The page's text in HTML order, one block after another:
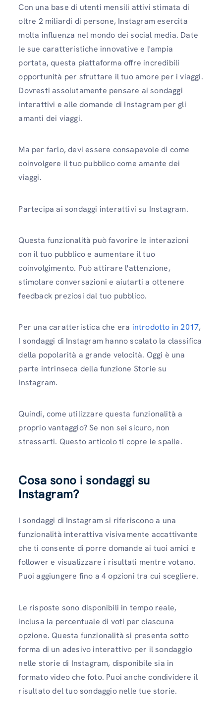
Con una base di utenti mensili attivi stimata di
oltre 2 miliardi di persone, Instagram esercita
molta influenza nel mondo dei social media. Date
le sue caratteristiche innovative e l'ampia
portata, questa piattaforma offre incredibili
opportunità per sfruttare il tuo amore per i viaggi.
Dovresti assolutamente pensare ai sondaggi
interattivi e alle domande di Instagram per gli
amanti dei viaggi.
Ma per farlo, devi essere consapevole di come
coinvolgere il tuo pubblico come amante dei
viaggi.
Partecipa ai sondaggi interattivi su Instagram.
Questa funzionalità può favorire le interazioni
con il tuo pubblico e aumentare il tuo
coinvolgimento. Può attirare l'attenzione,
stimolare conversazioni e aiutarti a ottenere
feedback preziosi dal tuo pubblico.
Per una caratteristica che era introdotto in 2017,
I sondaggi di Instagram hanno scalato la classifica
della popolarità a grande velocità. Oggi è una
parte intrinseca della funzione Storie su
Instagram.
Quindi, come utilizzare questa funzionalità a
proprio vantaggio? Se non sei sicuro, non
stressarti. Questo articolo ti copre le spalle.
Cosa sono i sondaggi su
Instagram?
I sondaggi di Instagram si riferiscono a una
funzionalità interattiva visivamente accattivante
che ti consente di porre domande ai tuoi amici e
follower e visualizzare i risultati mentre votano.
Puoi aggiungere fino a 4 opzioni tra cui scegliere.
Le risposte sono disponibili in tempo reale,
inclusa la percentuale di voti per ciascuna
opzione. Questa funzionalità si presenta sotto
forma di un adesivo interattivo per il sondaggio
nelle storie di Instagram, disponibile sia in
formato video che foto. Puoi anche condividere il
risultato del tuo sondaggio nelle tue storie.